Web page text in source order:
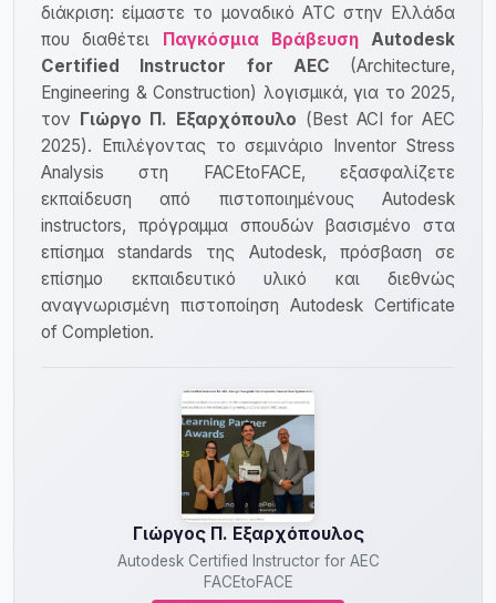
διάκριση: είμαστε το μοναδικό ATC στην Ελλάδα
που διαθέτει Παγκόσμια Βράβευση
Autodesk
Certified Instructor for AEC (Architecture,
Engineering & Construction) λογισμικά, για το 2025,
τον Γιώργο Π. Εξαρχόπουλο (Best ACI for AEC
2025). Επιλέγοντας το σεμινάριο Inventor Stress
Analysis στη FACEtoFACE, εξασφαλίζετε
εκπαίδευση από πιστοποιημένους Autodesk
instructors, πρόγραμμα σπουδών βασισμένο στα
επίσημα standards της Autodesk, πρόσβαση σε
επίσημο εκπαιδευτικό υλικό και διεθνώς
αναγνωρισμένη πιστοποίηση Autodesk Certificate
of Completion.
Γιώργος Π. Εξαρχόπουλος
Autodesk Certified Instructor for AEC
FACEtoFACE